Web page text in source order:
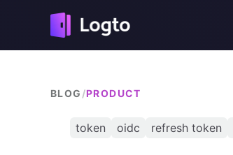
BLOG /PRODUCT
token oidc refresh token